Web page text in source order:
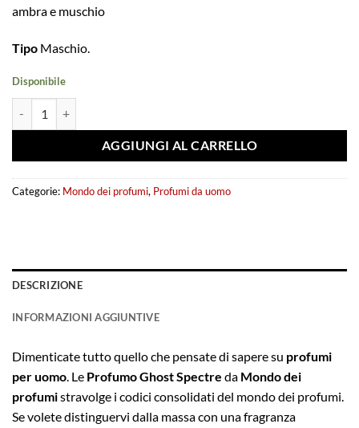
ambra e muschio
Tipo Maschio.
Disponibile
AGGIUNGI AL CARRELLO
Categorie: Mondo dei profumi, Profumi da uomo
DESCRIZIONE
INFORMAZIONI AGGIUNTIVE
Dimenticate tutto quello che pensate di sapere su profumi
per uomo. Le Profumo Ghost Spectre da Mondo dei
profumistravolge i codici consolidati del mondo dei profumi.
Se volete distinguervi dalla massa con una fragranza